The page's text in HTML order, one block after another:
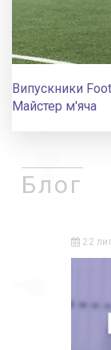
Випускники
Майстер м'яча
Блог
22